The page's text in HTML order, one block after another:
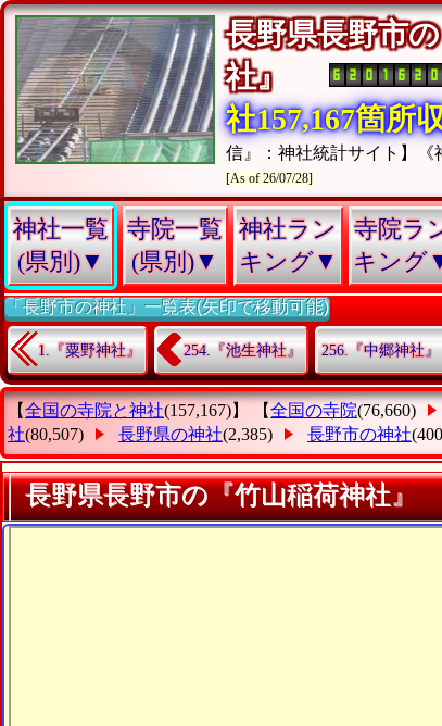
長野県長野市
社』
社157,167箇所
信』：神社統計サイト】
[As of 26/07/28]
神社一覧
(県別)▼
寺院一覧
(県別)▼
神社ラン
キング▼
寺院ラ
キング
「長野市の神社」一覧表(矢印で移動可能)
1.『粟野神社』 254.『池生神社』 256.『中郷神社』
【全国の寺院と神社(157,167)】 【全国の寺院(76,660)
社(80,507) 長野県の神社(2,385) 長野市の神社
長野県長野市の『竹山稲荷神社』